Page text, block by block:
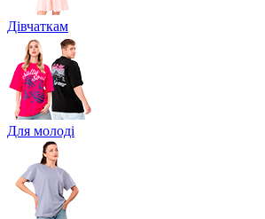
Дівчаткам
Для молоді